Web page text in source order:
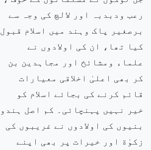
رعب ودبدبہ اور لالچ کی وجہ سے
برصغیر پاک وہند میں اسلام قبول
کیا تھا، ان کی اولادوں نے
علماء ومشائخ اور مجاہدین بن
کر بھی اعلیٰ اخلاقی معیارات
قائم کرنے کی بجائے اسلام کو
خیر نہیں پہنچائی۔ کم اصل ہندو
بنیوں کی اولادوں نے غریبوں کی
زکوٰة اور خیرات پر بھی اپنے